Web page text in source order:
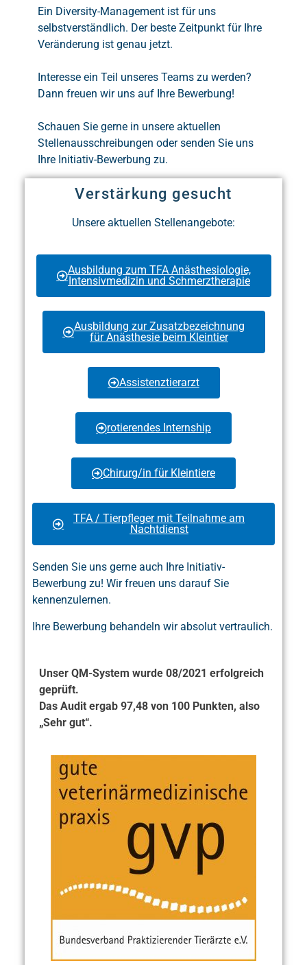
Ein Diversity-Management ist für uns
selbstverständlich. Der beste Zeitpunkt für Ihre
Veränderung ist genau jetzt.
Interesse ein Teil unseres Teams zu werden?
Dann freuen wir uns auf Ihre Bewerbung!
Schauen Sie gerne in unsere aktuellen
Stellenausschreibungen oder senden Sie uns
Ihre Initiativ-Bewerbung zu.
Verstärkung gesucht
Unsere aktuellen Stellenangebote:
Ausbildung zum TFA Anästhesiologie,
Intensivmedizin und Schmerztherapie
Ausbildung zur Zusatzbezeichnung
für Anästhesie beim Kleintier
Assistenztierarzt
rotierendes Internship
Chirurg/in für Kleintiere
TFA / Tierpfleger mit Teilnahme am
Nachtdienst
Senden Sie uns gerne auch Ihre Initiativ-
Bewerbung zu! Wir freuen uns darauf Sie
kennenzulernen.
Ihre Bewerbung behandeln wir absolut vertraulich.
Unser QM-System wurde 08/2021 erfolgreich
geprüft.
Das Audit ergab 97,48 von 100 Punkten, also
„Sehr gut“.